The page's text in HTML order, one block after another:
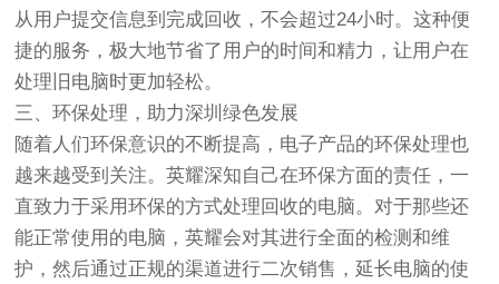
从用户提交信息到完成回收，不会超过24小时。这种便
捷的服务，极大地节省了用户的时间和精力，让用户在
处理旧电脑时更加轻松。
三、环保处理，助力深圳绿色发展
随着人们环保意识的不断提高，电子产品的环保处理也
越来越受到关注。英耀深知自己在环保方面的责任，一
直致力于采用环保的方式处理回收的电脑。对于那些还
能正常使用的电脑，英耀会对其进行全面的检测和维
护，然后通过正规的渠道进行二次销售，延长电脑的使